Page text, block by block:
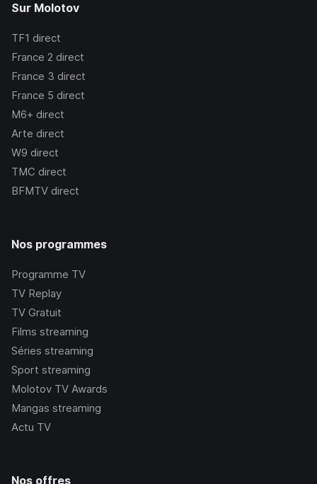
Sur Molotov
TF1 direct
France 2 direct
France 3 direct
France 5 direct
M6+ direct
Arte direct
W9 direct
TMC direct
BFMTV direct
Nos programmes
Programme TV
TV Replay
TV Gratuit
Films streaming
Séries streaming
Sport streaming
Molotov TV Awards
Mangas streaming
Actu TV
Nos offres